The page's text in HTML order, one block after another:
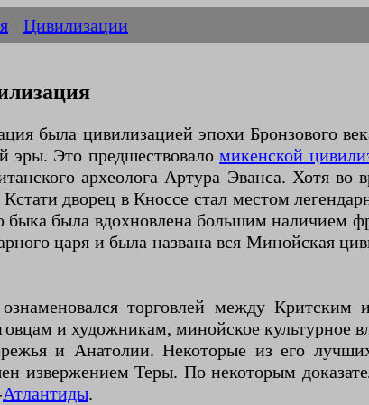
Цивилизации
была цивилизацией эпохи Бронзового
эры. Это предшествоваломикенской
археолога Артура Эванса. Хотя
дворец в Кноссе стал местом
была вдохновлена большим наличием
царя и была названа вся Минойская
торговлей между
и художникам, минойское культурное
и Анатолии. Некоторые из его
извержением Теры. По некоторым
Атлантиды.